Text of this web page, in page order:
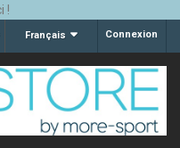
Connexion
Français